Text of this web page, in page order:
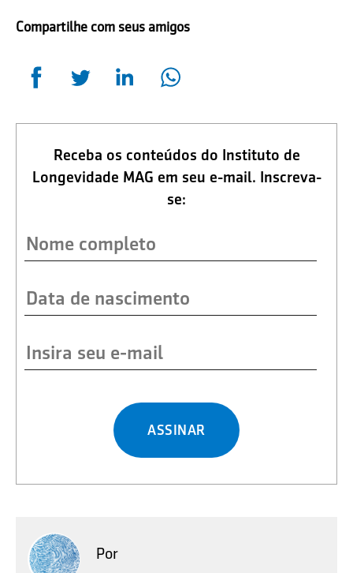
Compartilhe com seus amigos
Receba os conteúdos do Instituto de
Longevidade MAG em seu e-mail. Inscreva-
se:
ASSINAR
Por